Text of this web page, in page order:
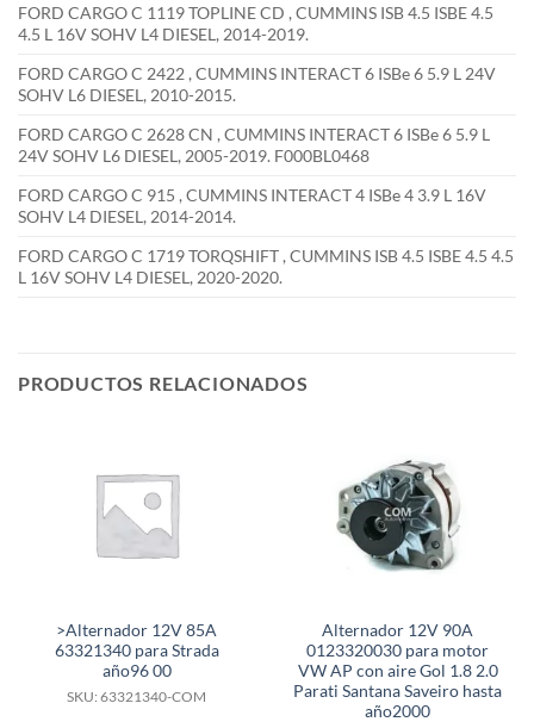
FORD CARGO C 1119 TOPLINE CD , CUMMINS ISB 4.5 ISBE 4.5
4.5 L 16V SOHV L4 DIESEL, 2014-2019.
FORD CARGO C 2422 , CUMMINS INTERACT 6 ISBe 6 5.9 L 24V
SOHV L6 DIESEL, 2010-2015.
FORD CARGO C 2628 CN , CUMMINS INTERACT 6 ISBe 6 5.9 L
24V SOHV L6 DIESEL, 2005-2019. F000BL0468
FORD CARGO C 915 , CUMMINS INTERACT 4 ISBe 4 3.9 L 16V
SOHV L4 DIESEL, 2014-2014.
FORD CARGO C 1719 TORQSHIFT , CUMMINS ISB 4.5 ISBE 4.5 4.5
L 16V SOHV L4 DIESEL, 2020-2020.
PRODUCTOS RELACIONADOS
>Alternador 12V 85A
63321340 para Strada
año96 00
SKU: 63321340-COM
Alternador 12V 90A
0123320030 para motor
VW AP con aire Gol 1.8 2.0
Parati Santana Saveiro hasta
año2000